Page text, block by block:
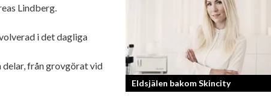
Lindberg.
i det dagliga
delar, från grovgörat vid
Läs mer om deras liv som YouTubers och
Eldsjälen bakom Skincity